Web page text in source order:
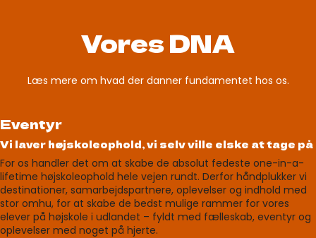
Vores DNA
Læs mere om hvad der danner fundamentet hos os.
Eventyr
Vi laver højskoleophold, vi selv ville elske at tage på
For os handler det om at skabe de absolut fedeste one-in-a-
lifetime højskoleophold hele vejen rundt. Derfor håndplukker vi
destinationer, samarbejdspartnere, oplevelser og indhold med
stor omhu, for at skabe de bedst mulige rammer for vores
elever på højskole i udlandet – fyldt med fælleskab, eventyr og
oplevelser med noget på hjerte.